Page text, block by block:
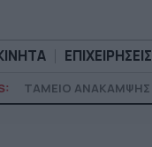
ΕΠΙΧΕΙΡΗΣΕΙΣ
ΤΑΜΕΙΟ ΑΝΑΚΑΜΨΗΣ